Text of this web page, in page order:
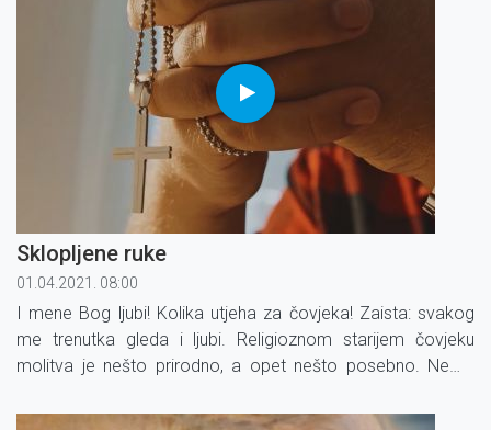
Sklopljene ruke
01.04.2021. 08:00
I mene Bog ljubi! Kolika utjeha za čovjeka! Zaista: svakog
me trenutka gleda i ljubi. Religioznom starijem čovjeku
molitva je nešto prirodno, a opet nešto posebno. Nema
molitva predanosti.